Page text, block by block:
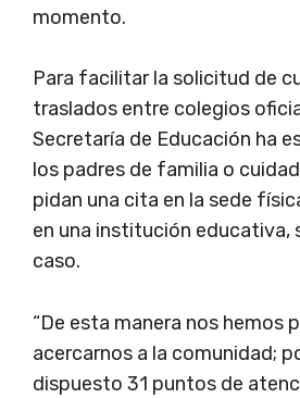
momento.
Para facilitar la solicitud de
traslados entre colegios
Secretaría de Educación ha
los padres de familia o
pidan una cita en la sede
en una institución educativa,
caso.
“De esta manera nos hemos
acercarnos a la comunidad;
dispuesto 31 puntos de